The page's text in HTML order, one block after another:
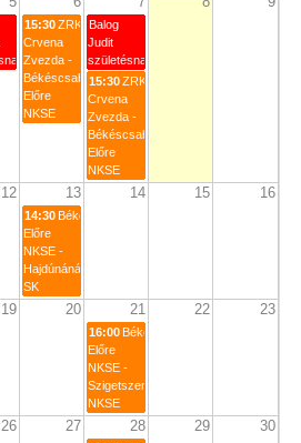
12 13 14 15 16
19 20 21 22 23
26 27 28 29 30
Balog
Judit
születésnapja
15:30ZRK
Crvena
Zvezda -
Békéscsabai
Előre
NKSE
15:30ZRK
Crvena
Zvezda -
Békéscsabai
Előre
NKSE
14:30Békéscsabai
Előre
NKSE -
Hajdúnánás
SK
16:00Békéscsabai
Előre
NKSE -
Szigetszentmiklósi
NKSE